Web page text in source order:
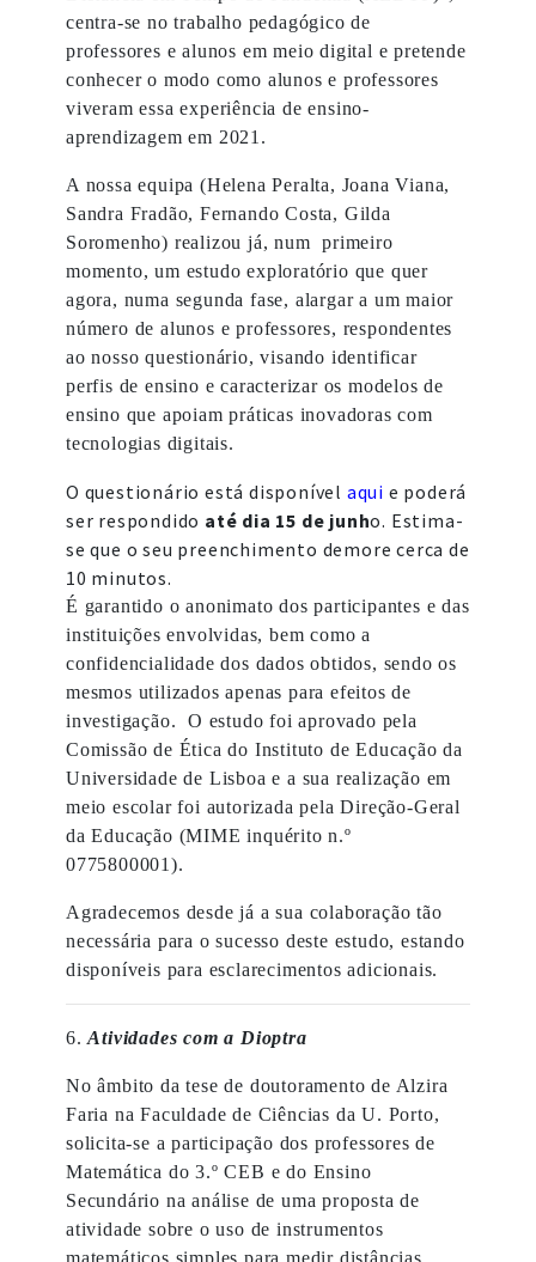
centra-se no trabalho pedagógico de
professores e alunos em meio digital e pretende
conhecer o modo como alunos e professores
viveram essa experiência de ensino-
aprendizagem em 2021.
A nossa equipa (Helena Peralta, Joana Viana,
Sandra Fradão, Fernando Costa, Gilda
Soromenho) realizou já, num primeiro
momento, um estudo exploratório que quer
agora, numa segunda fase, alargar a um maior
número de alunos e professores, respondentes
ao nosso questionário, visando identificar
perfis de ensino e caracterizar os modelos de
ensino que apoiam práticas inovadoras com
tecnologias digitais.
O questionário está disponível aqui e poderá
ser respondido até dia 15 de junho. Estima-
se que o seu preenchimento demore cerca de
10 minutos.
É garantido o anonimato dos participantes e das
instituições envolvidas, bem como a
confidencialidade dos dados obtidos, sendo os
mesmos utilizados apenas para efeitos de
investigação. O estudo foi aprovado pela
Comissão de Ética do Instituto de Educação da
Universidade de Lisboa e a sua realização em
meio escolar foi autorizada pela Direção-Geral
da Educação (MIME inquérito n.º
0775800001).
Agradecemos desde já a sua colaboração tão
necessária para o sucesso deste estudo, estando
disponíveis para esclarecimentos adicionais.
6.Atividades com a Dioptra
No âmbito da tese de doutoramento de Alzira
Faria na Faculdade de Ciências da U. Porto,
solicita-se a participação dos professores de
Matemática do 3.º CEB e do Ensino
Secundário na análise de uma proposta de
atividade sobre o uso de instrumentos
matemáticos simples para medir distâncias